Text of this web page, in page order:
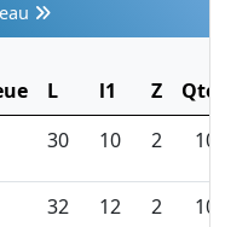
L l1 Z
Qté
30 10 2 10
32 12 2 10